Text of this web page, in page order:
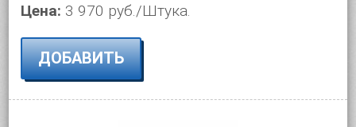
Цена: 3 970 руб./Штука.
ДОБАВИТЬ